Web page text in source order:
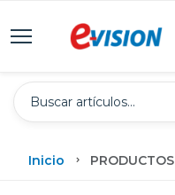
Inicio PRODUCTOS